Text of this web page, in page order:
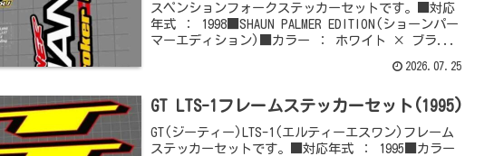
スペンションフォークステッカーセットです。■対応
年式 ： 1998■SHAUN PALMER EDITION(ショーンパー
マーエディション)■カラー ： ホワイト × ブラ...
2026.07.25
GT LTS-1フレームステッカーセット(1995)
GT(ジーティー)LTS-1(エルティーエスワン)フレーム
ステッカーセットです。■対応年式 ： 1995■カラー